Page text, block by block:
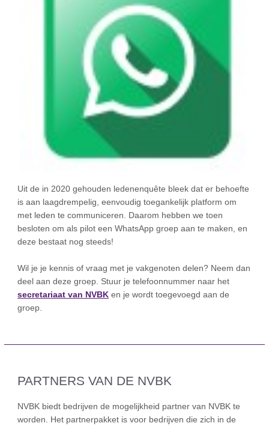
Uit de in 2020 gehouden ledenenquête bleek dat er behoefte
is aan laagdrempelig, eenvoudig toegankelijk platform om
met leden te communiceren. Daarom hebben we toen
besloten om als pilot een WhatsApp groep aan te maken, en
deze bestaat nog steeds!
Wil je je kennis of vraag met je vakgenoten delen? Neem dan
deel aan deze groep. Stuur je telefoonnummer naar het
secretariaat van NVBK en je wordt toegevoegd aan de
groep.
PARTNERS VAN DE NVBK
NVBK biedt bedrijven de mogelijkheid partner van NVBK te
worden. Het partnerpakket is voor bedrijven die zich in de